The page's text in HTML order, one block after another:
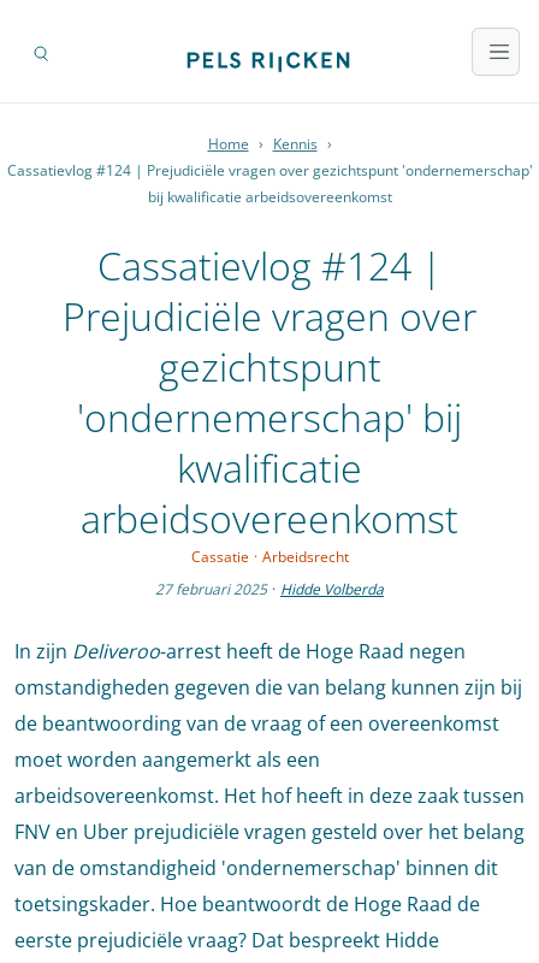
Home › Kennis ›
Cassatievlog #124 | Prejudiciële vragen over gezichtspunt 'ondernemerschap'
bij kwalificatie arbeidsovereenkomst
Cassatievlog #124 |
Prejudiciële vragen over
gezichtspunt
'ondernemerschap' bij
kwalificatie
arbeidsovereenkomst
Cassatie · Arbeidsrecht
27 februari 2025 · Hidde Volberda
In zijn Deliveroo-arrest heeft de Hoge Raad negen
omstandigheden gegeven die van belang kunnen zijn bij
de beantwoording van de vraag of een overeenkomst
moet worden aangemerkt als een
arbeidsovereenkomst. Het hof heeft in deze zaak tussen
FNV en Uber prejudiciële vragen gesteld over het belang
van de omstandigheid 'ondernemerschap' binnen dit
toetsingskader. Hoe beantwoordt de Hoge Raad de
eerste prejudiciële vraag? Dat bespreekt Hidde